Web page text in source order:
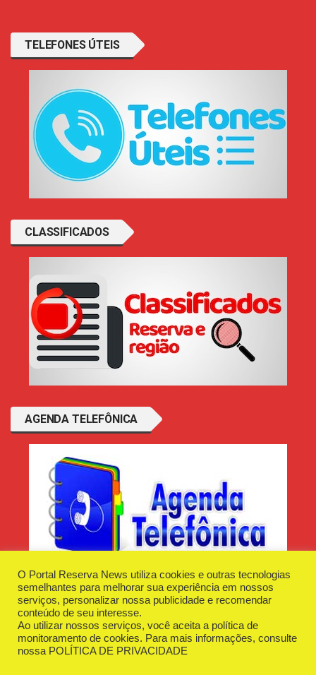
TELEFONES ÚTEIS
CLASSIFICADOS
AGENDA TELEFÔNICA
Desenvolvido e Hospedado porPlugin Informática
Reserva News Tecnologia - CNPJ - 42.509.198/0001-83
O Portal Reserva News utiliza cookies e outras tecnologias
semelhantes para melhorar sua experiência em nossos
serviços, personalizar nossa publicidade e recomendar
conteúdo de seu interesse.
Ao utilizar nossos serviços, você aceita a política de
monitoramento de cookies. Para mais informações, consulte
nossa POLÍTICA DE PRIVACIDADE